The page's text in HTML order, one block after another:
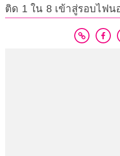
ติด 1 ใน 8 เข้าสู่รอบไฟน